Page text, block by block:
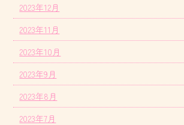
2023年12月
2023年11月
2023年10月
2023年9月
2023年8月
2023年7月